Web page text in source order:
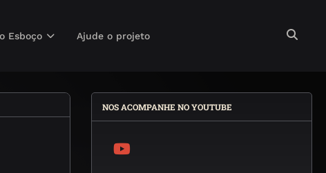
Esboço Ajude o projeto
NOS ACOMPANHE NO YOUTUBE